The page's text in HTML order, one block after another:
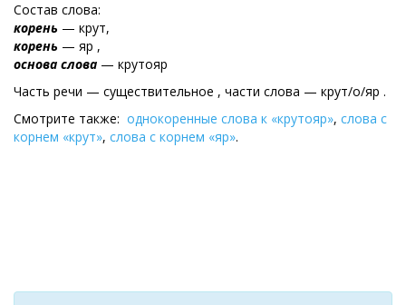
Состав слова:
корень — крут,
корень — яр ,
основа слова — крутояр
Часть речи — существительное , части слова — крут/о/яр .
Смотрите также: однокоренные слова к «крутояр», слова с
корнем «крут», слова с корнем «яр».